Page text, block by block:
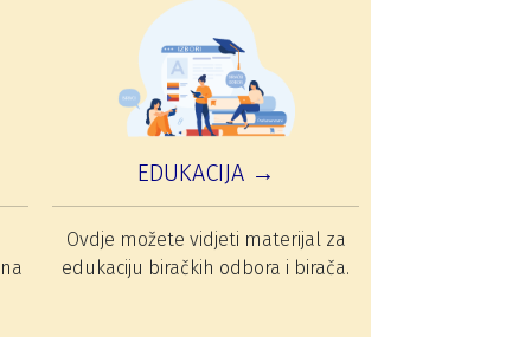
EDUKACIJA →
Ovdje možete vidjeti materijal za
edukaciju biračkih odbora i birača.